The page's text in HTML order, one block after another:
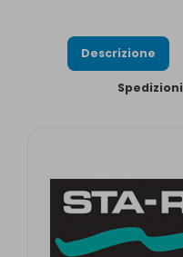
Descrizione
Spedizioni